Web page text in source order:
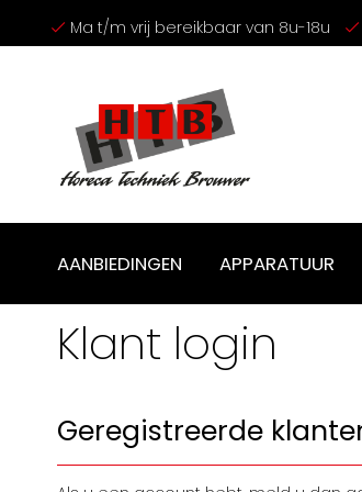
Ga
naar
Ma t/m vrij bereikbaar van 8u-18u
AANBIEDINGEN APPARATUUR
Klant login
Geregistreerde